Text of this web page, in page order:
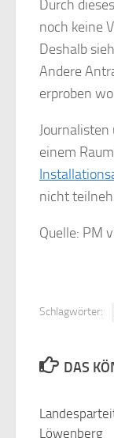
Durch
noch keine
Deshalb
Andere
erproben
einem
nicht
Quelle: PM
Schlagwörter:
DAS
Löwenberg